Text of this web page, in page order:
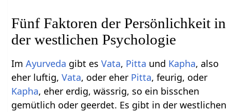
Fünf Faktoren der Persönlichkeit in
der westlichen Psychologie
ImAyurveda gibt esVata, Pitta und Kapha, also
eher luftig,Vata, oder eher Pitta, feurig, oder
Kapha, eher erdig, wässrig, so ein bisschen
gemütlich oder geerdet. Es gibt in der westlichen